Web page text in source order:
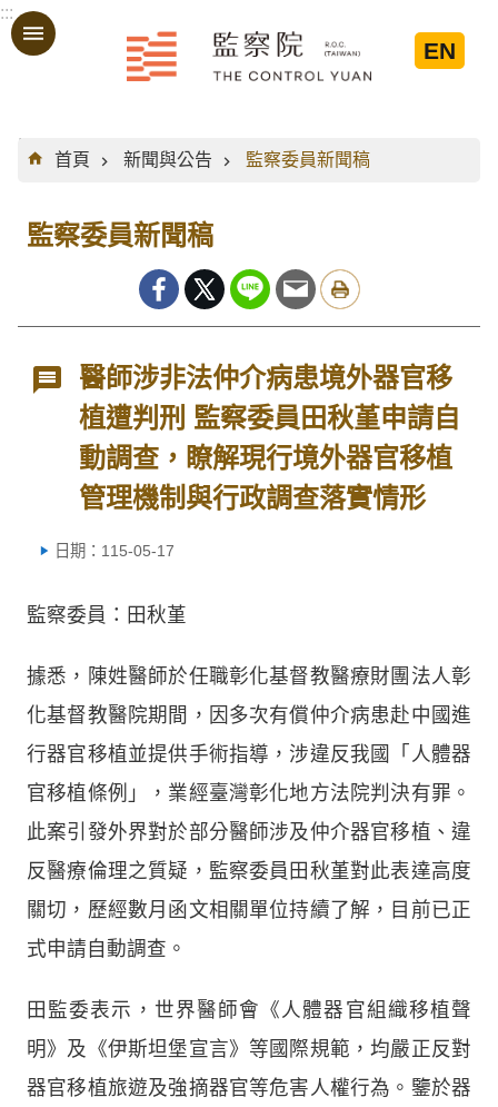
跳到主要內容區塊
:::
EN
:::
首頁
新聞與公告 監察委員新聞稿
監察委員新聞稿
醫師涉非法仲介病患境外器官移
植遭判刑 監察委員田秋堇申請自
動調查，瞭解現行境外器官移植
管理機制與行政調查落實情形
日期：115-05-17
監察委員：田秋堇
據悉，陳姓醫師於任職彰化基督教醫療財團法人彰
化基督教醫院期間，因多次有償仲介病患赴中國進
行器官移植並提供手術指導，涉違反我國「人體器
官移植條例」，業經臺灣彰化地方法院判決有罪。
此案引發外界對於部分醫師涉及仲介器官移植、違
反醫療倫理之質疑，監察委員田秋堇對此表達高度
關切，歷經數月函文相關單位持續了解，目前已正
式申請自動調查。
田監委表示，世界醫師會《人體器官組織移植聲
明》及《伊斯坦堡宣言》等國際規範，均嚴正反對
器官移植旅遊及強摘器官等危害人權行為。鑒於器